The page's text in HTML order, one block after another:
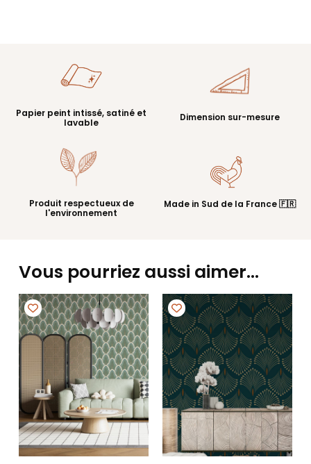
Papier peint intissé, satiné et
lavable
Dimension sur-mesure
Produit respectueux de
l'environnement
Made in Sud de la France 🇫🇷
Vous pourriez aussi aimer…